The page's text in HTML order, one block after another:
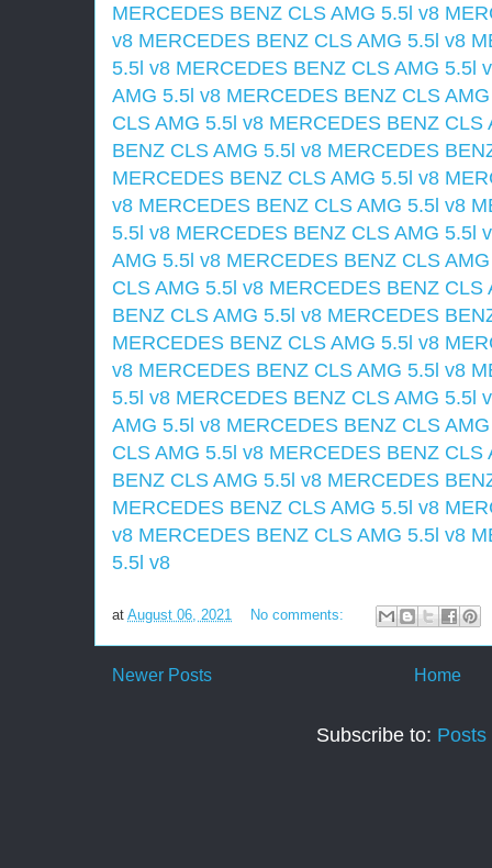
MERCEDES BENZ CLS AMG 5.5l v8
v8 MERCEDES BENZ CLS AMG 5.5l v8
5.5l v8 MERCEDES BENZ CLS AMG 5.5l
AMG 5.5l v8 MERCEDES BENZ CLS
CLS AMG 5.5l v8 MERCEDES BENZ CLS
BENZ CLS AMG 5.5l v8 MERCEDES
MERCEDES BENZ CLS AMG 5.5l v8
v8 MERCEDES BENZ CLS AMG 5.5l v8
5.5l v8 MERCEDES BENZ CLS AMG 5.5l
AMG 5.5l v8 MERCEDES BENZ CLS
CLS AMG 5.5l v8 MERCEDES BENZ CLS
BENZ CLS AMG 5.5l v8 MERCEDES
MERCEDES BENZ CLS AMG 5.5l v8
v8 MERCEDES BENZ CLS AMG 5.5l v8
5.5l v8 MERCEDES BENZ CLS AMG 5.5l
AMG 5.5l v8 MERCEDES BENZ CLS
CLS AMG 5.5l v8 MERCEDES BENZ CLS
BENZ CLS AMG 5.5l v8 MERCEDES
MERCEDES BENZ CLS AMG 5.5l v8
v8 MERCEDES BENZ CLS AMG 5.5l v8
5.5l v8
at August 06, 2021 No comments:
Newer Posts Home
Subscribe to: Posts